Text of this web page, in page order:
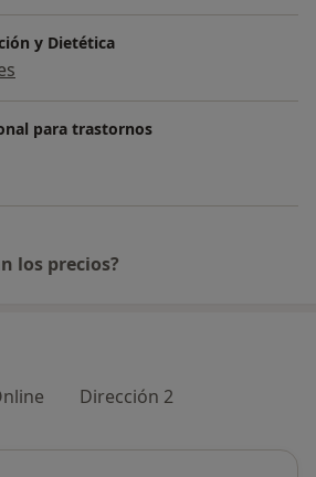
y Dietética
para trastornos
los precios?
Dirección 2